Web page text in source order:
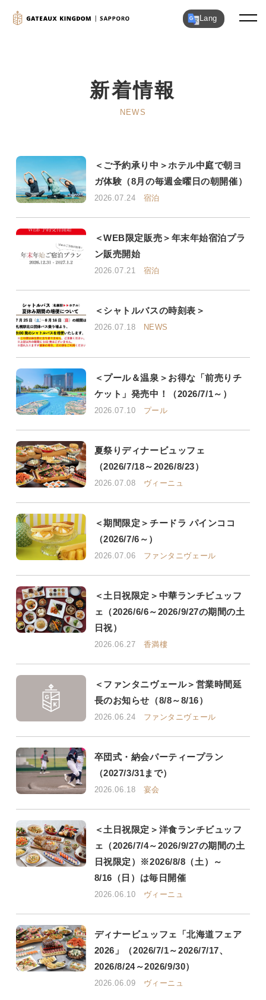
Lang
新着情報
NEWS
＜ご予約承り中＞ホテル中庭で朝ヨ
ガ体験（8月の毎週金曜日の朝開催）
2026.07.24 宿泊
＜WEB限定販売＞年末年始宿泊プラ
ン販売開始
2026.07.21 宿泊
＜シャトルバスの時刻表＞
2026.07.18 NEWS
＜プール＆温泉＞お得な「前売りチ
ケット」発売中！（2026/7/1～）
2026.07.10 プール
夏祭りディナービュッフェ
（2026/7/18～2026/8/23）
2026.07.08 ヴィーニュ
＜期間限定＞チードラ パインココ
（2026/7/6～）
2026.07.06 ファンタニヴェール
＜土日祝限定＞中華ランチビュッフ
ェ（2026/6/6～2026/9/27の期間の土
日祝）
2026.06.27 香満樓
＜ファンタニヴェール＞営業時間延
長のお知らせ（8/8～8/16）
2026.06.24 ファンタニヴェール
卒団式・納会パーティープラン
（2027/3/31まで）
2026.06.18 宴会
＜土日祝限定＞洋食ランチビュッフ
ェ（2026/7/4～2026/9/27の期間の土
日祝限定）※2026/8/8（土）～
8/16（日）は毎日開催
2026.06.10 ヴィーニュ
ディナービュッフェ「北海道フェア
2026」（2026/7/1～2026/7/17、
2026/8/24～2026/9/30）
2026.06.09 ヴィーニュ